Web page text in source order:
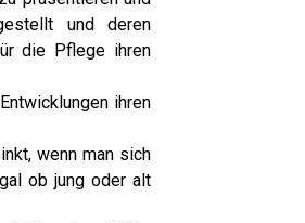
und deren
die Pflege ihren
ihren
wenn man sich
ob jung oder alt